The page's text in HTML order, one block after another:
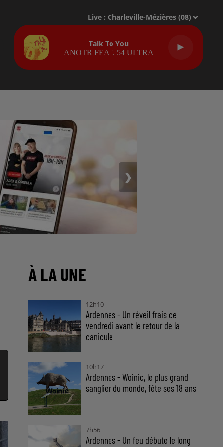
Live : Charleville-Mézières (08)
Talk To You
ANOTR FEAT. 54 ULTRA
❯
À LA UNE
12h10
Ardennes - Un réveil frais ce
vendredi avant le retour de la
canicule
10h17
Ardennes - Woinic, le plus grand
sanglier du monde, fête ses 18 ans
7h56
Ardennes - Un feu débute le long